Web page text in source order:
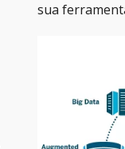
sua